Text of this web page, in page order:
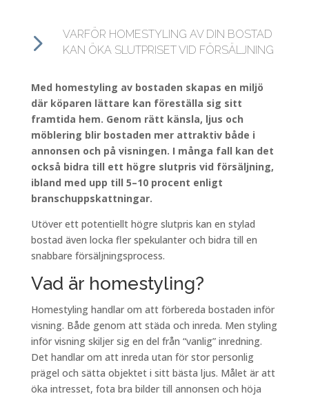
5
VARFÖR HOMESTYLING AV DIN BOSTAD
KAN ÖKA SLUTPRISET VID FÖRSÄLJNING
Med homestyling av bostaden skapas en miljö
där köparen lättare kan föreställa sig sitt
framtida hem. Genom rätt känsla, ljus och
möblering blir bostaden mer attraktiv både i
annonsen och på visningen. I många fall kan det
också bidra till ett högre slutpris vid försäljning,
ibland med upp till 5–10 procent enligt
branschuppskattningar.
Utöver ett potentiellt högre slutpris kan en stylad
bostad även locka fler spekulanter och bidra till en
snabbare försäljningsprocess.
Vad är homestyling?
Homestylinghandlar om att förbereda bostaden inför
visning. Både genom att städa och inreda. Men styling
inför visning skiljer sig en del från “vanlig” inredning.
Det handlar om att inreda utan för stor personlig
prägel och sätta objektet i sitt bästa ljus. Målet är att
öka intresset, fota bra bilder till annonsen och höja